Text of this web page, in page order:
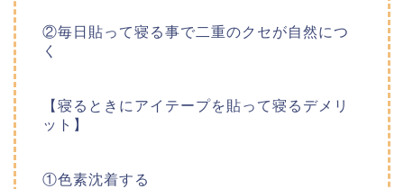
②毎日貼って寝る事で二重のクセが自然につ
く
【寝るときにアイテープを貼って寝るデメリ
ット】
①色素沈着する